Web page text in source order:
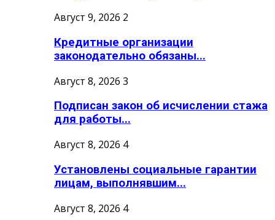
Август 9, 2026 2
Кредитные организации
законодательно обязаны...
Август 8, 2026 3
Подписан закон об исчислении стажа
для работы...
Август 8, 2026 4
Установлены социальные гарантии
лицам, выполнявшим...
Август 8, 2026 4